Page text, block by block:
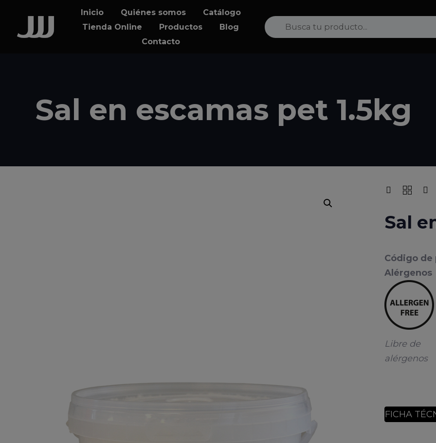
content
Inicio Quiénes somos
Catálogo
Tienda Online
Productos
Blog
Contacto
Search
for:
Product
Category:
Sal en escamas pet 1.5kg
Sal
Código
Alérgenos
Libre de
alérgenos
FICHA